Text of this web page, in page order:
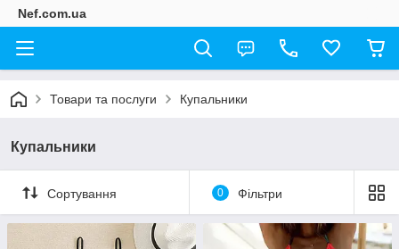
Nef.com.ua
Товари та послуги Купальники
Купальники
Сортування 0 Фільтри